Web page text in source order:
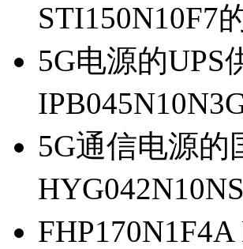
STI150N10F7
5G电源的UPS
5G通信电源的